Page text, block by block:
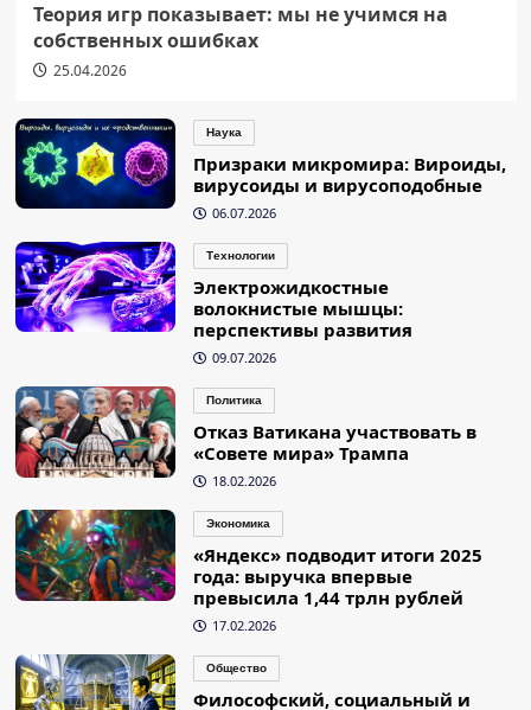
Теория игр показывает: мы не учимся на
собственных ошибках
25.04.2026
Наука
Призраки микромира: Вироиды,
вирусоиды и вирусоподобные
06.07.2026
Технологии
Электрожидкостные
волокнистые мышцы:
перспективы развития
09.07.2026
Политика
Отказ Ватикана участвовать в
«Совете мира» Трампа
18.02.2026
Экономика
«Яндекс» подводит итоги 2025
года: выручка впервые
превысила 1,44 трлн рублей
17.02.2026
Общество
Философский, социальный и